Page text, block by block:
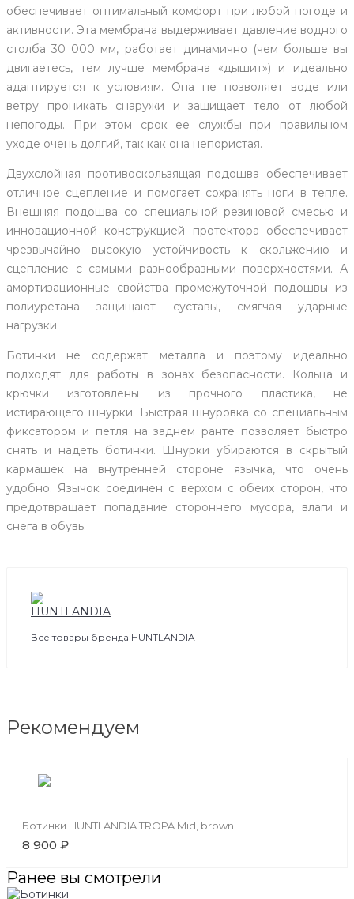
обеспечивает оптимальный комфорт при любой погоде и
активности. Эта мембрана выдерживает давление водного
столба 30 000 мм, работает динамично (чем больше вы
двигаетесь, тем лучше мембрана «дышит») и идеально
адаптируется к условиям. Она не позволяет воде или
ветру проникать снаружи и защищает тело от любой
непогоды. При этом срок ее службы при правильном
уходе очень долгий, так как она непористая.
Двухслойная противоскользящая подошва обеспечивает
отличное сцепление и помогает сохранять ноги в тепле.
Внешняя подошва со специальной резиновой смесью и
инновационной конструкцией протектора обеспечивает
чрезвычайно высокую устойчивость к скольжению и
сцепление с самыми разнообразными поверхностями. А
амортизационные свойства промежуточной подошвы из
полиуретана защищают суставы, смягчая ударные
нагрузки.
Ботинки не содержат металла и поэтому идеально
подходят для работы в зонах безопасности. Кольца и
крючки изготовлены из прочного пластика, не
истирающего шнурки. Быстрая шнуровка со специальным
фиксатором и петля на заднем ранте позволяет быстро
снять и надеть ботинки. Шнурки убираются в скрытый
кармашек на внутренней стороне язычка, что очень
удобно. Язычок соединен с верхом с обеих сторон, что
предотвращает попадание стороннего мусора, влаги и
снега в обувь.
Все товары бренда HUNTLANDIA
Рекомендуем
Ботинки HUNTLANDIA TROPA Mid, brown
8 900 ₽
Ранее вы смотрели